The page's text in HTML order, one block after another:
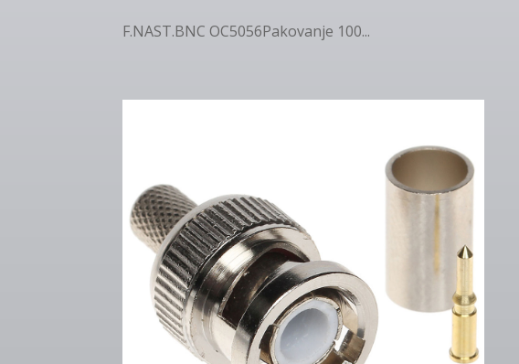
F.NAST.BNC OC5056Pakovanje 100...